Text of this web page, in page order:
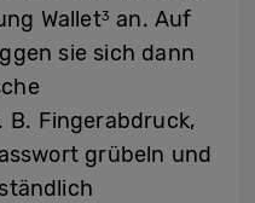
Wallet3 an. Auf
sie sich dann
Fingerabdruck,
grübeln und